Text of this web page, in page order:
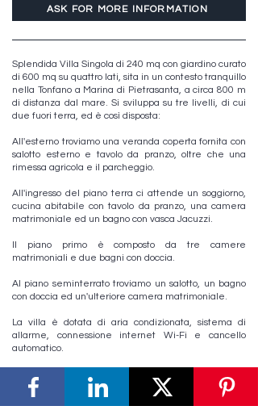
ASK FOR MORE INFORMATION
Splendida Villa Singola di 240 mq con giardino curato
di 600 mq su quattro lati, sita in un contesto tranquillo
nella Tonfano a Marina di Pietrasanta, a circa 800 m
di distanza dal mare. Si sviluppa su tre livelli, di cui
due fuori terra, ed è così disposta:
All'esterno troviamo una veranda coperta fornita con
salotto esterno e tavolo da pranzo, oltre che una
rimessa agricola e il parcheggio.
All'ingresso del piano terra ci attende un soggiorno,
cucina abitabile con tavolo da pranzo, una camera
matrimoniale ed un bagno con vasca Jacuzzi.
Il piano primo è composto da tre camere
matrimoniali e due bagni con doccia.
Al piano seminterrato troviamo un salotto, un bagno
con doccia ed un'ulteriore camera matrimoniale.
La villa è dotata di aria condizionata, sistema di
allarme, connessione internet Wi-Fi e cancello
automatico.